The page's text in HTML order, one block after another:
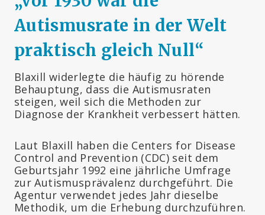
Autismusrate in der Welt
praktisch gleich Null“
Blaxill widerlegte die häufig zu hörende
Behauptung, dass die Autismusraten
steigen, weil sich die Methoden zur
Diagnose der Krankheit verbessert hätten.
Laut Blaxill haben die Centers for Disease
Control and Prevention (CDC) seit dem
Geburtsjahr 1992 eine jährliche Umfrage
zur Autismusprävalenz durchgeführt. Die
Agentur verwendet jedes Jahr dieselbe
Methodik, um die Erhebung durchzuführen.